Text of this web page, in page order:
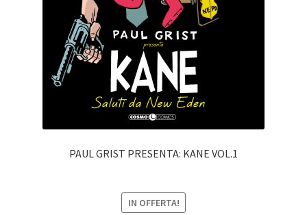
PAUL GRIST PRESENTA: KANE VOL.1
IN OFFERTA!